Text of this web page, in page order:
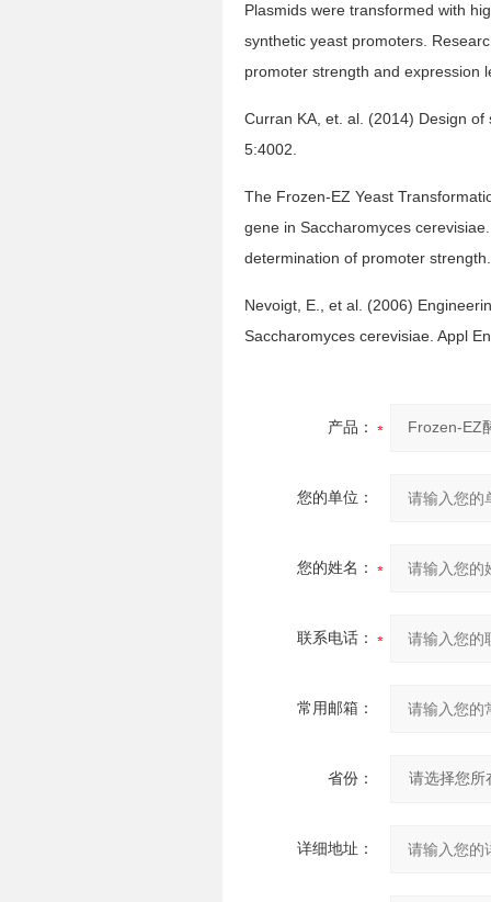
Plasmids were transformed with
synthetic yeast promoters.
promoter strength and expression
Curran KA, et. al. (2014) Design
5:4002.
The Frozen-EZ Yeast
gene in Saccharomyces
determination of promoter strength.
Nevoigt, E., et al. (2006)
Saccharomyces cerevisiae. Appl
产品：
您的单位：
您的姓名：
联系电话：
常用邮箱：
省份：
详细地址：